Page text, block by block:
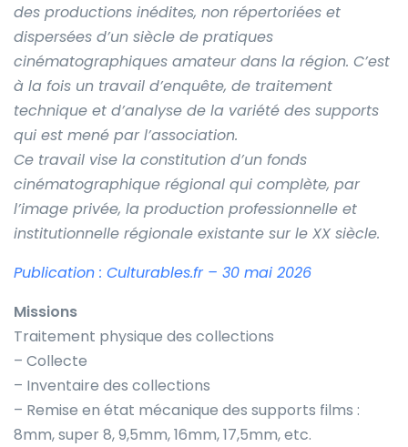
des productions inédites, non répertoriées et
dispersées d’un siècle de pratiques
cinématographiques amateur dans la région. C’est
à la fois un travail d’enquête, de traitement
technique et d’analyse de la variété des supports
qui est mené par l’association.
Ce travail vise la constitution d’un fonds
cinématographique régional qui complète, par
l’image privée, la production professionnelle et
institutionnelle régionale existante sur le XX siècle.
Publication : Culturables.fr – 30 mai 2026
Missions
Traitement physique des collections
– Collecte
– Inventaire des collections
– Remise en état mécanique des supports films :
8mm, super 8, 9,5mm, 16mm, 17,5mm, etc.